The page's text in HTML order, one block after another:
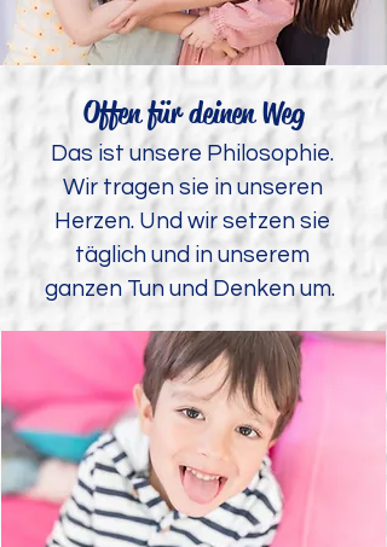
Offen für deinen Weg
Das ist unsere Philosophie.
Wir tragen sie in unseren
Herzen. Und wir setzen sie
täglich und in unserem
ganzen Tun und Denken um.